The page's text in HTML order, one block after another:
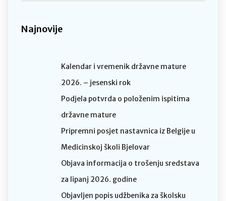
Najnovije
Kalendar i vremenik državne mature
2026. – jesenski rok
Podjela potvrda o položenim ispitima
državne mature
Pripremni posjet nastavnica iz Belgije u
Medicinskoj školi Bjelovar
Objava informacija o trošenju sredstava
za lipanj 2026. godine
Objavljen popis udžbenika za školsku